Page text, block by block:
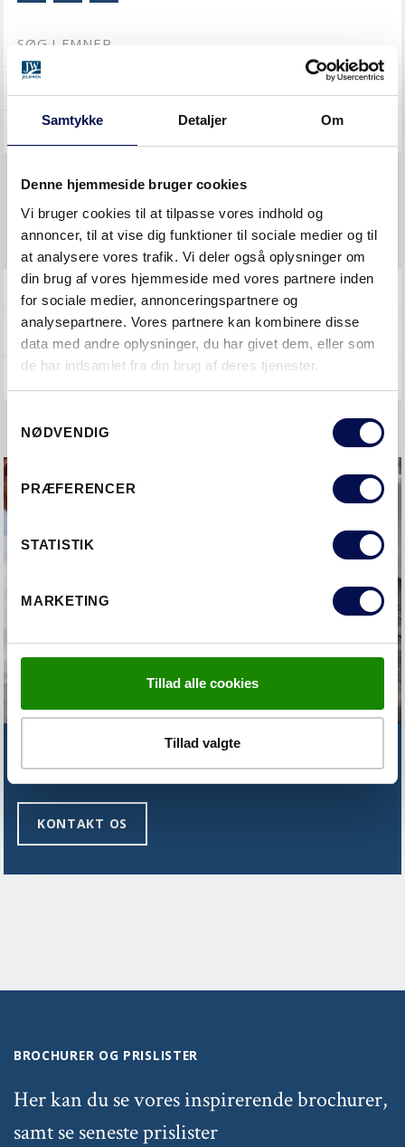
Samtykke Detaljer Om
Denne hjemmeside bruger cookies
Vi bruger cookies til at tilpasse vores indhold og
annoncer, til at vise dig funktioner til sociale medier og til
at analysere vores trafik. Vi deler også oplysninger om
din brug af vores hjemmeside med vores partnere inden
for sociale medier, annonceringspartnere og
analysepartnere. Vores partnere kan kombinere disse
data med andre oplysninger, du har givet dem, eller som
de har indsamlet fra din brug af deres tjenester.
NØDVENDIG
PRÆFERENCER
STATISTIK
MARKETING
Tillad alle cookies
Tillad valgte
SØG I EMNER
SKYDEDØRE
Bestille
Montere
YDERDØRE
GENERELT
FINDER DU IKKE DET DU SØGER?
KONTAKT OS
BROCHURER OG PRISLISTER
Her kan du se vores inspirerende brochurer,
samt se seneste prislister